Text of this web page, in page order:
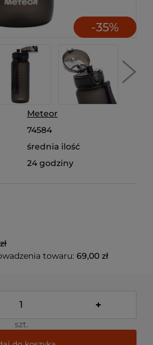
-35%
Meteor
74584
średnia ilość
24 godziny
towaru: 69,00 zł
+
szt.